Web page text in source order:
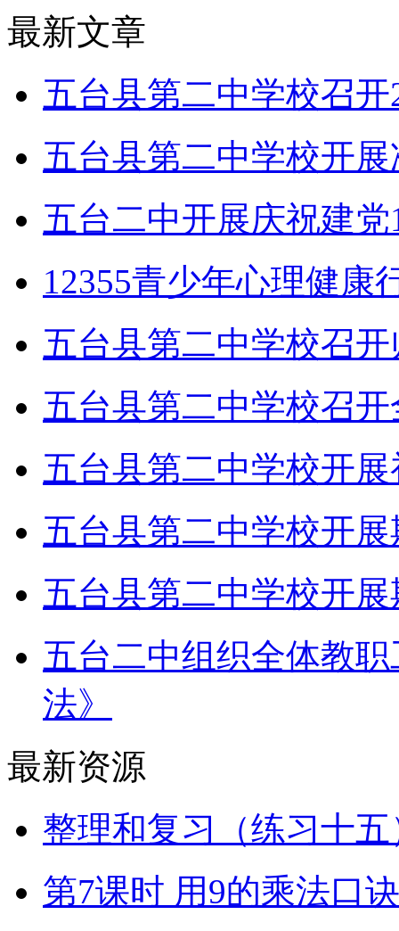
最新文章
五台县第二中学校召
五台县第二中学校开
五台二中开展庆祝建
12355青少年心理健康
五台县第二中学校召
五台县第二中学校召
五台县第二中学校开
五台县第二中学校开
五台县第二中学校开
五台二中组织全体教
法》
最新资源
整理和复习（练习十五
第7课时 用9的乘法口